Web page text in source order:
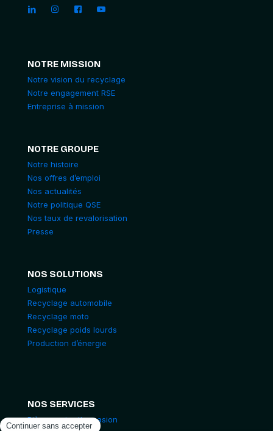
NOTRE MISSION
Notre vision du recyclage
Notre engagement RSE
Entreprise à mission
NOTRE GROUPE
Notre histoire
Nos offres d’emploi
Nos actualités
Notre politique QSE
Nos taux de revalorisation
Presse
NOS SOLUTIONS
Logistique
Recyclage automobile
Recyclage moto
Recyclage poids lourds
Production d’énergie
NOS SERVICES
Pièces auto d'occasion